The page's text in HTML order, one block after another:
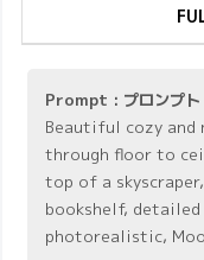
Prompt : プロンプト
Beautiful cozy
through floor to
top of a
bookshelf,
photorealistic,